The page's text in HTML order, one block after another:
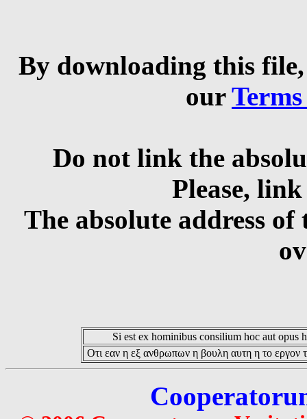
By downloading this
our
Do not link the
Please,
The absolute address
Si est ex hominibus consilium hoc aut opus
Οτι εαν η εξ ανθρωπων η βουλη αυτη η το εργον